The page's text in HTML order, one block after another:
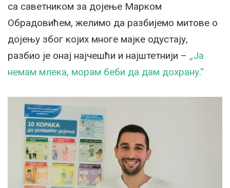
са саветником за дојење Марком
Обрадовићем, желимо да разбијемо митове о
дојењу због којих многе мајке одустају,
разбио је онај најчешћи и најштетнији – „Ја
немам млека, морам беби да дам дохрану.“